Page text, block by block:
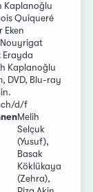
Kaplanoǧlu
Quiqueré
Eken
Erayda
Kaplanoǧlu
DVD, Blu-ray
d/f
Melih
Selçuk
(Yusuf),
Basak
Köklükaya
(Zehra),